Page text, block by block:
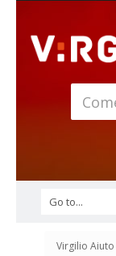
Virgilio Aiuto